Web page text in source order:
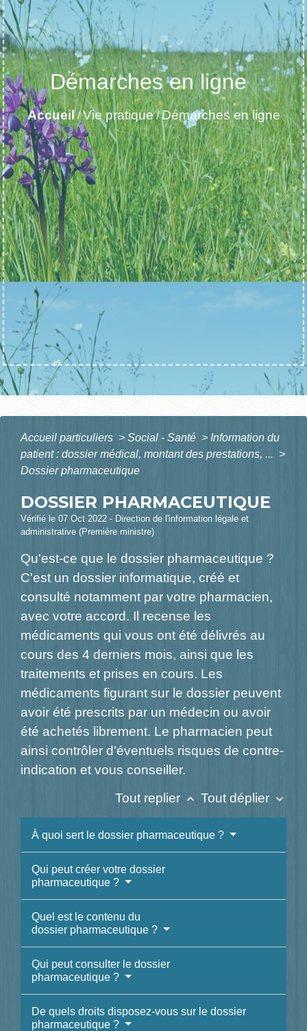
Démarches en ligne
Accueil /Vie pratique/Démarches en ligne
Accueil particuliers > Social - Santé > Information du
patient : dossier médical, montant des prestations, ... >
Dossier pharmaceutique
DOSSIER PHARMACEUTIQUE
Vérifié le 07 Oct 2022 - Direction de l'information légale et
administrative (Première ministre)
Qu'est-ce que le dossier pharmaceutique ?
C'est un dossier informatique, créé et
consulté notamment par votre pharmacien,
avec votre accord. Il recense les
médicaments qui vous ont été délivrés au
cours des 4 derniers mois, ainsi que les
traitements et prises en cours. Les
médicaments figurant sur le dossier peuvent
avoir été prescrits par un médecin ou avoir
été achetés librement. Le pharmacien peut
ainsi contrôler d'éventuels risques de contre-
indication et vous conseiller.
Tout replier keyboard_arrow_up Tout déplier keyboard_arrow_down
À quoi sert le dossier pharmaceutique ?
Qui peut créer votre dossier
pharmaceutique ?
Quel est le contenu du
dossier pharmaceutique ?
Qui peut consulter le dossier
pharmaceutique ?
De quels droits disposez-vous sur le dossier
pharmaceutique ?